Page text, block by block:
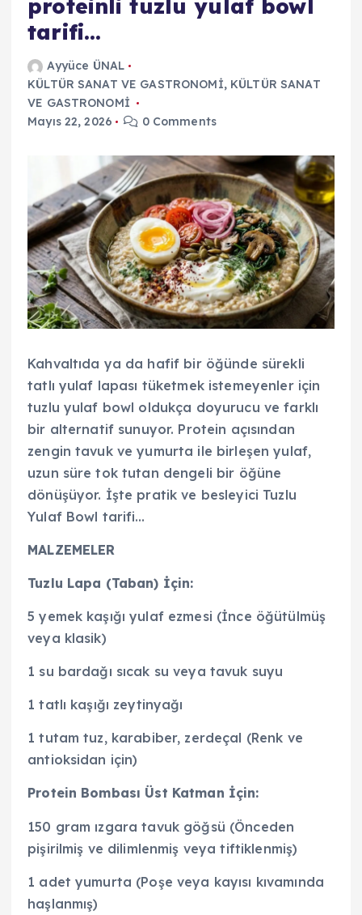
proteinli tuzlu yulaf bowl
tarifi…
Ayyüce ÜNAL
KÜLTÜR SANAT VE GASTRONOMİ, KÜLTÜR SANAT
VE GASTRONOMİ
Mayıs 22, 2026
0 Comments
Kahvaltıda ya da hafif bir öğünde sürekli
tatlı yulaf lapası tüketmek istemeyenler için
tuzlu yulaf bowl oldukça doyurucu ve farklı
bir alternatif sunuyor. Protein açısından
zengin tavuk ve yumurta ile birleşen yulaf,
uzun süre tok tutan dengeli bir öğüne
dönüşüyor. İşte pratik ve besleyici Tuzlu
Yulaf Bowl tarifi…
MALZEMELER
Tuzlu Lapa (Taban) İçin:
5 yemek kaşığı yulaf ezmesi (İnce öğütülmüş
veya klasik)
1 su bardağı sıcak su veya tavuk suyu
1 tatlı kaşığı zeytinyağı
1 tutam tuz, karabiber, zerdeçal (Renk ve
antioksidan için)
Protein Bombası Üst Katman İçin:
150 gram ızgara tavuk göğsü (Önceden
pişirilmiş ve dilimlenmiş veya tiftiklenmiş)
1 adet yumurta (Poşe veya kayısı kıvamında
haşlanmış)